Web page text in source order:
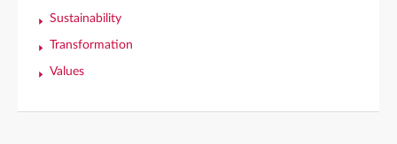
Sustainability
Transformation
Values